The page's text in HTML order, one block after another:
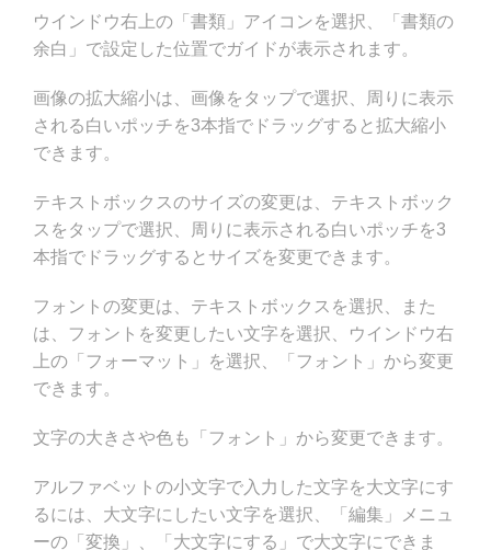
ウインドウ右上の「書類」アイコンを選択、「書類の
余白」で設定した位置でガイドが表示されます。
画像の拡大縮小は、画像をタップで選択、周りに表示
される白いポッチを3本指でドラッグすると拡大縮小
できます。
テキストボックスのサイズの変更は、テキストボック
スをタップで選択、周りに表示される白いポッチを3
本指でドラッグするとサイズを変更できます。
フォントの変更は、テキストボックスを選択、また
は、フォントを変更したい文字を選択、ウインドウ右
上の「フォーマット」を選択、「フォント」から変更
できます。
文字の大きさや色も「フォント」から変更できます。
アルファベットの小文字で入力した文字を大文字にす
るには、大文字にしたい文字を選択、「編集」メニュ
ーの「変換」、「大文字にする」で大文字にできま